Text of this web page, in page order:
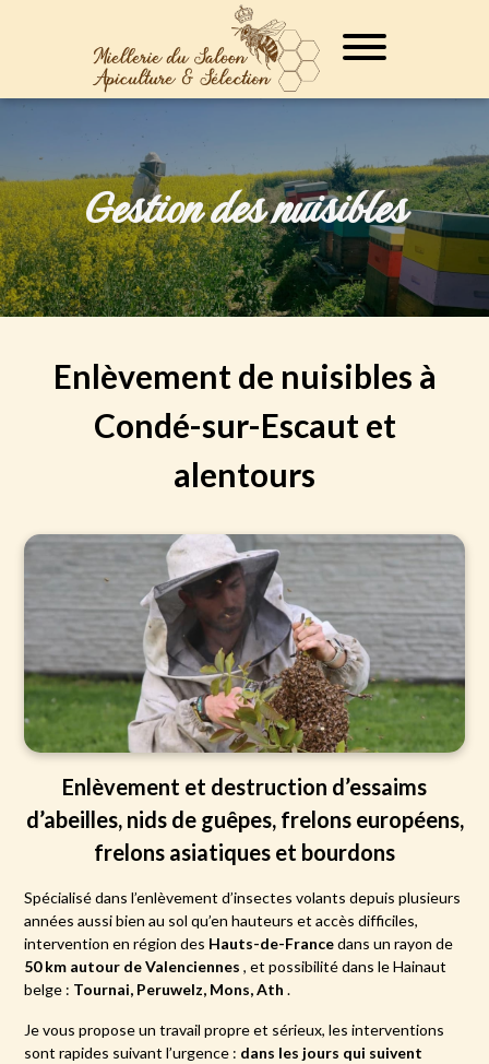
Gestion des nuisibles
Enlèvement de nuisibles à
Condé-sur-Escaut et
alentours
Enlèvement et destruction d’essaims
d’abeilles, nids de guêpes, frelons européens,
frelons asiatiques et bourdons
Spécialisé dans l’enlèvement d’insectes volants depuis plusieurs
années aussi bien au sol qu’en hauteurs et accès difficiles,
intervention en région des Hauts-de-Francedans un rayon de
50 km autour de Valenciennes , et possibilité dans le Hainaut
belge : Tournai, Peruwelz, Mons, Ath .
Je vous propose un travail propre et sérieux, les interventions
sont rapides suivant l’urgence : dans les jours qui suivent